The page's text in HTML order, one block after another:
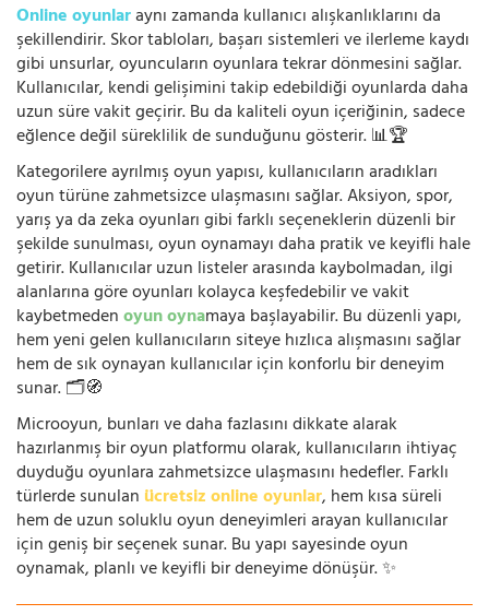
Online oyunlaraynı zamanda kullanıcı alışkanlıklarını da
şekillendirir. Skor tabloları, başarı sistemleri ve ilerleme kaydı
gibi unsurlar, oyuncuların oyunlara tekrar dönmesini sağlar.
Kullanıcılar, kendi gelişimini takip edebildiği oyunlarda daha
uzun süre vakit geçirir. Bu da kaliteli oyun içeriğinin, sadece
eğlence değil süreklilik de sunduğunu gösterir. 📊🏆
Kategorilere ayrılmış oyun yapısı, kullanıcıların aradıkları
oyun türüne zahmetsizce ulaşmasını sağlar. Aksiyon, spor,
yarış ya da zeka oyunları gibi farklı seçeneklerin düzenli bir
şekilde sunulması, oyun oynamayı daha pratik ve keyifli hale
getirir. Kullanıcılar uzun listeler arasında kaybolmadan, ilgi
alanlarına göre oyunları kolayca keşfedebilir ve vakit
kaybetmedenoyun oynamaya başlayabilir. Bu düzenli yapı,
hem yeni gelen kullanıcıların siteye hızlıca alışmasını sağlar
hem de sık oynayan kullanıcılar için konforlu bir deneyim
sunar. 🗂️🧭
Microoyun, bunları ve daha fazlasını dikkate alarak
hazırlanmış bir oyun platformu olarak, kullanıcıların ihtiyaç
duyduğu oyunlara zahmetsizce ulaşmasını hedefler. Farklı
türlerde sunulan ücretsiz online oyunlar, hem kısa süreli
hem de uzun soluklu oyun deneyimleri arayan kullanıcılar
için geniş bir seçenek sunar. Bu yapı sayesinde oyun
oynamak, planlı ve keyifli bir deneyime dönüşür. ✨